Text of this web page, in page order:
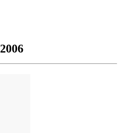
2006